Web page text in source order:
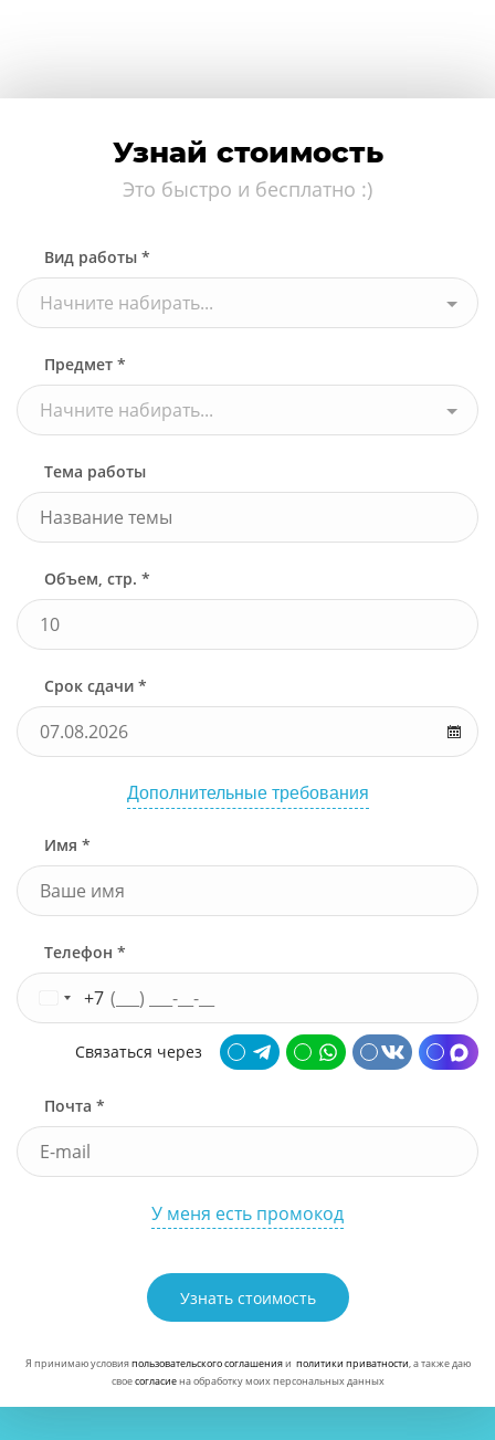
Узнай стоимость
Это быстро и бесплатно :)
Вид работы *
Начните набирать...
Предмет *
Начните набирать...
Тема работы
Объем, стр. *
Срок сдачи *
Дополнительные требования
Имя *
Телефон *
+7
Связаться через
Почта *
У меня есть промокод
Узнать стоимость
Я принимаю условияпользовательского соглашенияи политики приватности, а также даю
своесогласиена обработку моих персональных данных